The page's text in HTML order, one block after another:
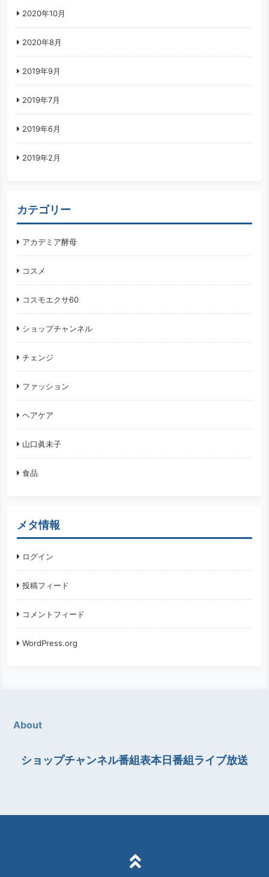
2020年10月
2020年8月
2019年9月
2019年7月
2019年6月
2019年2月
カテゴリー
アカデミア酵母
コスメ
コスモエクサ60
ショップチャンネル
チェンジ
ファッション
ヘアケア
山口眞未子
食品
メタ情報
ログイン
投稿フィード
コメントフィード
WordPress.org
About
ショップチャンネル番組表本日番組ライブ放送